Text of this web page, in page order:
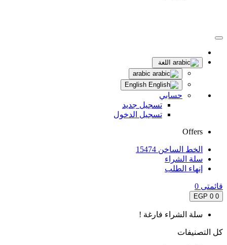
اللغة
حسابي
تسجيل جديد
تسجيل الدخول
Offers
الخط الساخن 15474
سلة الشراء
إنهاء الطلب
قائمتى 0
0
0 EGP
سلة الشراء فارغة !
كل التصنيفات